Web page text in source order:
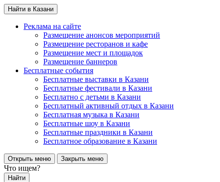
Найти в Казани
Реклама на сайте
Размещение анонсов мероприятий
Размещение ресторанов и кафе
Размещение мест и площадок
Размещение баннеров
Бесплатные события
Бесплатные выставки в Казани
Бесплатные фестивали в Казани
Бесплатно с детьми в Казани
Бесплатный активный отдых в Казани
Бесплатная музыка в Казани
Бесплатные шоу в Казани
Бесплатные праздники в Казани
Бесплатное образование в Казани
Открыть меню Закрыть меню
Что ищем?
Найти